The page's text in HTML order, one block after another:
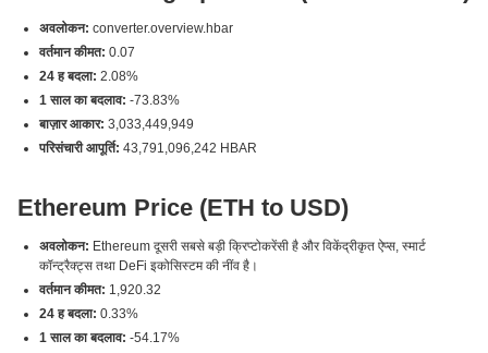
अवलोकन: converter.overview.hbar
वर्तमान कीमत: 0.07
24 ह बदला: 2.08%
1 साल का बदलाव: -73.83%
बाज़ार आकार: 3,033,449,949
परिसंचारी आपूर्ति: 43,791,096,242 HBAR
Ethereum Price (ETH to USD)
अवलोकन: Ethereum दूसरी सबसे बड़ी क्रिप्टोकरेंसी है और विकेंद्रीकृत ऐप्स, स्मार्ट
कॉन्ट्रैक्ट्स तथा DeFi इकोसिस्टम की नींव है।
वर्तमान कीमत: 1,920.32
24 ह बदला: 0.33%
1 साल का बदलाव: -54.17%